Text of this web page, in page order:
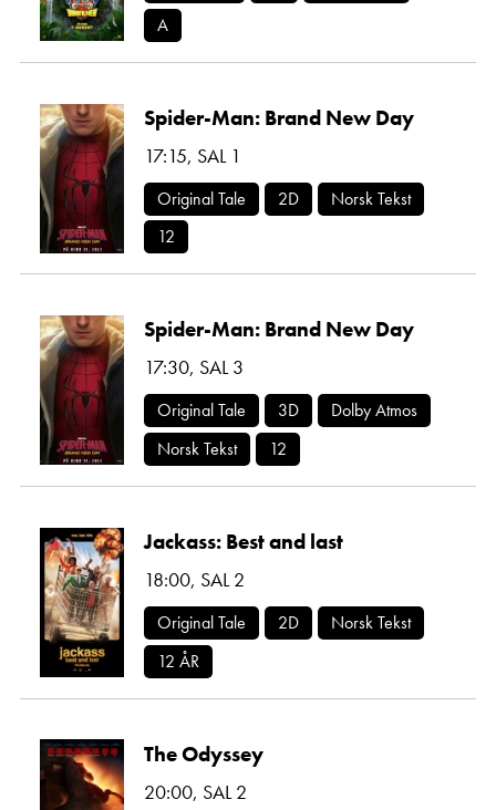
A
Spider-Man: Brand New Day
17:15, SAL 1
Original Tale 2D
Norsk Tekst
12
Spider-Man: Brand New Day
17:30, SAL 3
Original Tale 3D
Dolby Atmos
Norsk Tekst
12
Jackass: Best and last
18:00, SAL 2
Original Tale 2D
Norsk Tekst
12 ÅR
The Odyssey
20:00, SAL 2